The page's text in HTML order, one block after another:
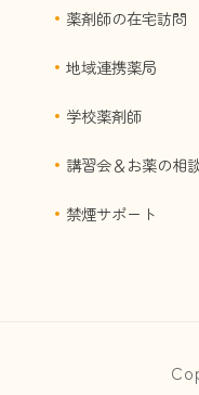
薬剤師の在宅訪問
地域連携薬局
学校薬剤師
講習会＆お薬の相
禁煙サポート